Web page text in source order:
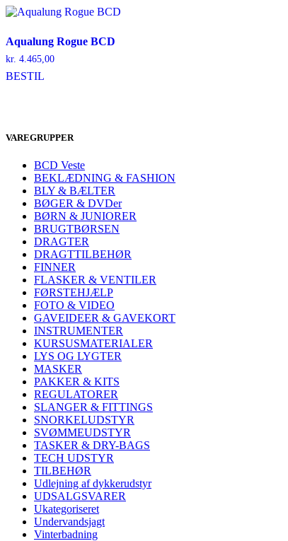
Aqualung Rogue BCD
kr. 4.465,00
BESTIL
Mulighederne
vælges
på
varesiden
VAREGRUPPER
BCD Veste
BEKLÆDNING & FASHION
BLY & BÆLTER
BØGER & DVDer
BØRN & JUNIORER
BRUGTBØRSEN
DRAGTER
DRAGTTILBEHØR
FINNER
FLASKER & VENTILER
FØRSTEHJÆLP
FOTO & VIDEO
GAVEIDEER & GAVEKORT
INSTRUMENTER
KURSUSMATERIALER
LYS OG LYGTER
MASKER
PAKKER & KITS
REGULATORER
SLANGER & FITTINGS
SNORKELUDSTYR
SVØMMEUDSTYR
TASKER & DRY-BAGS
TECH UDSTYR
TILBEHØR
Udlejning af dykkerudstyr
UDSALGSVARER
Ukategoriseret
Undervandsjagt
Vinterbadning